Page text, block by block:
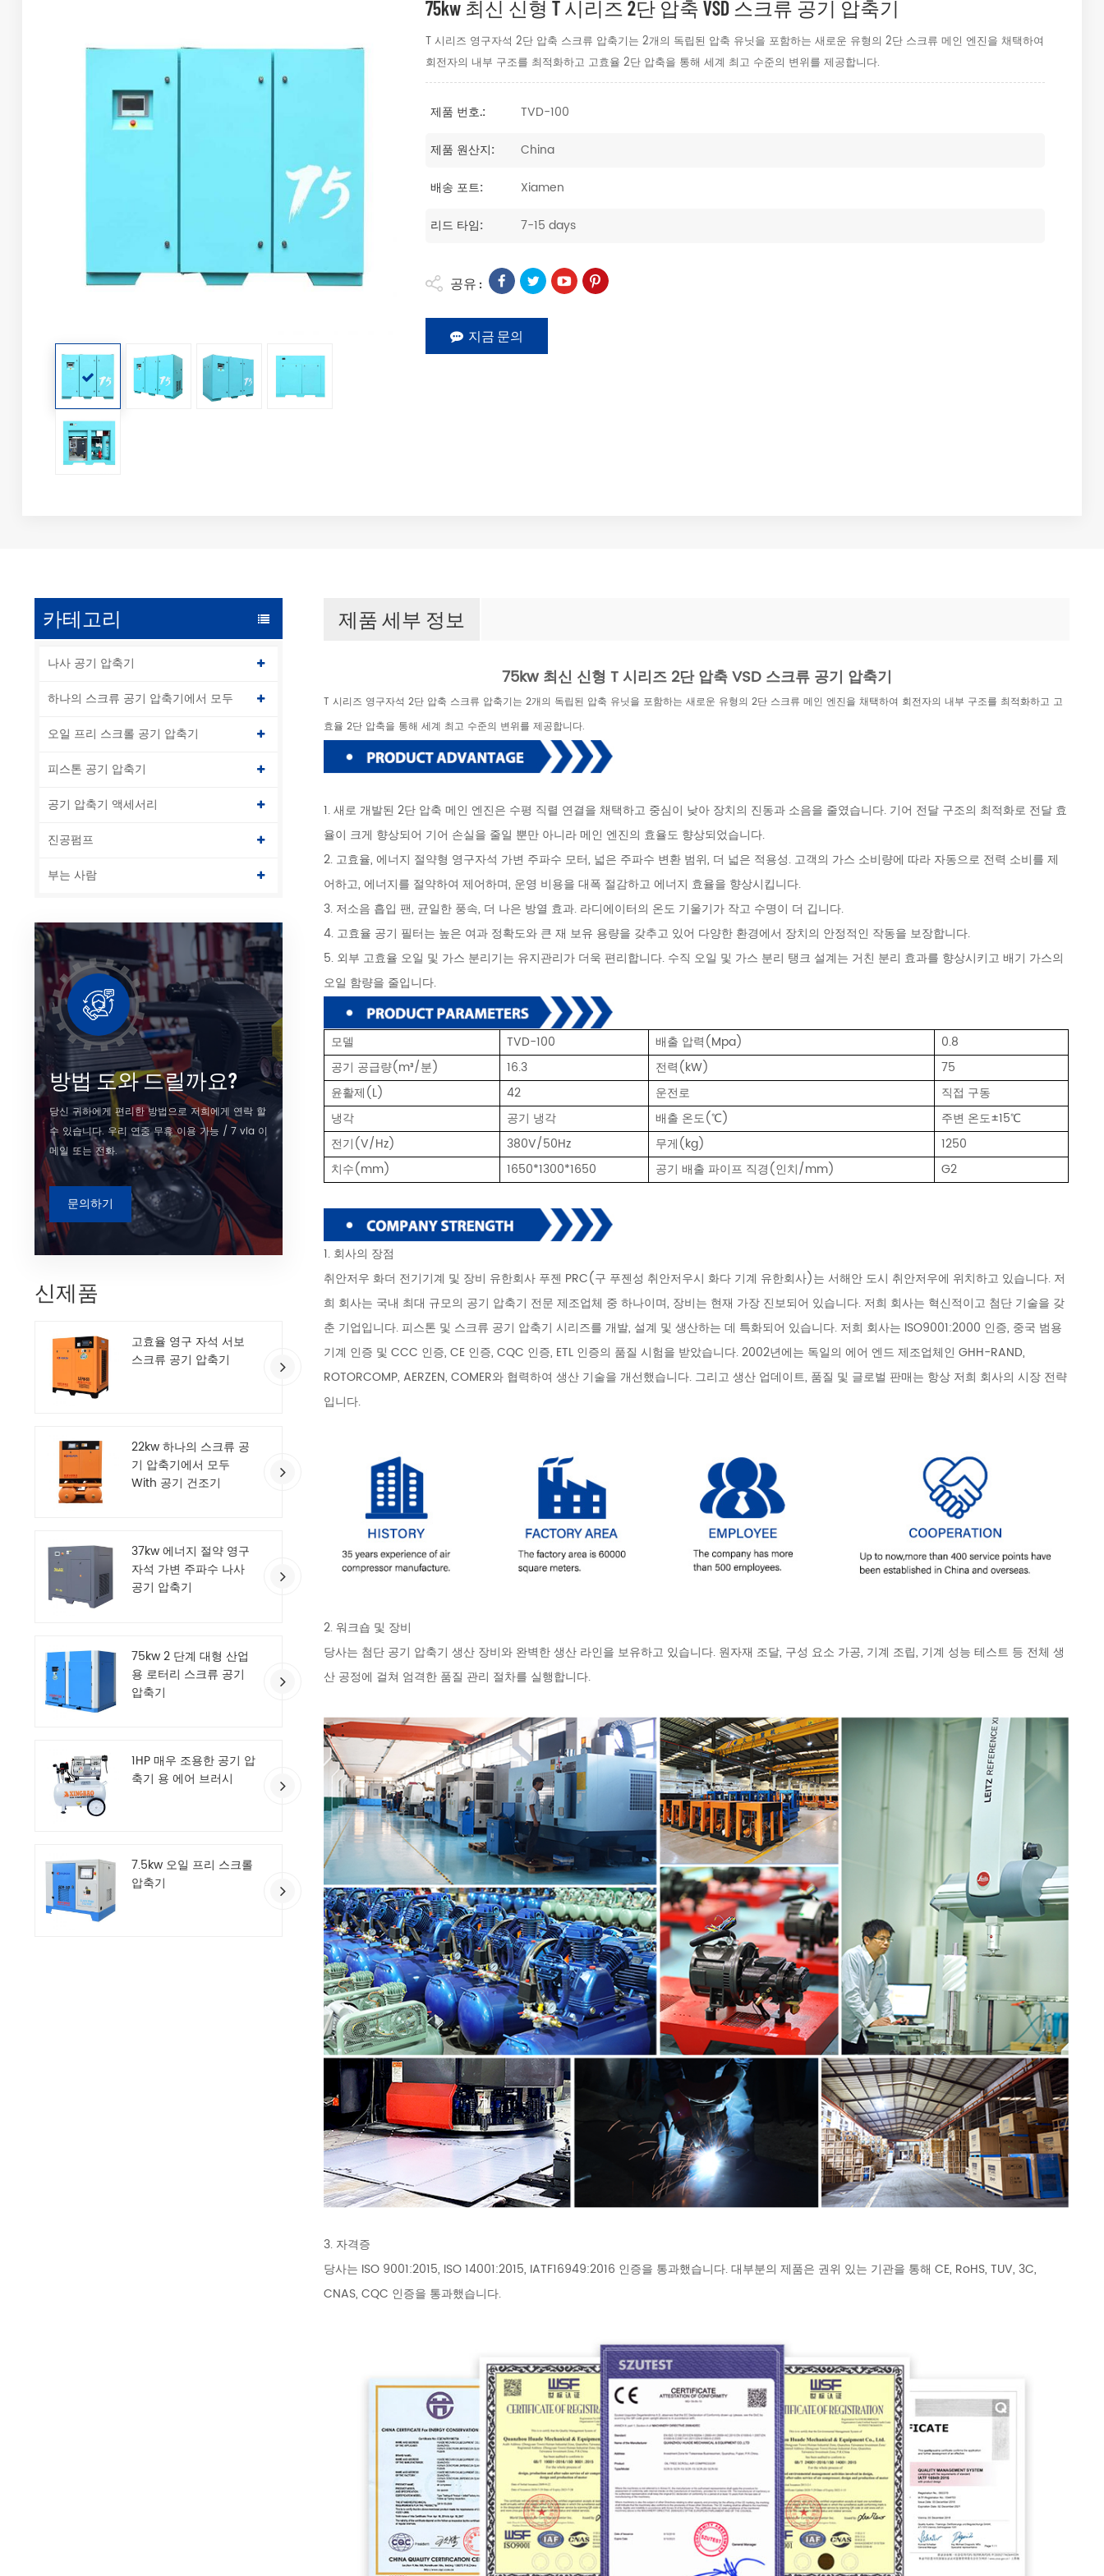
75kw 최신 신형 T 시리즈 2단 압축 VSD 스크류 공기 압축기
T 시리즈 영구자석 2단 압축 스크류 압축기는 2개의 독립된 압축 유닛을 포함하는 새로운 유형의 2단 스크류 메인 엔진을 채택하여
회전자의 내부 구조를 최적화하고 고효율 2단 압축을 통해 세계 최고 수준의 변위를 제공합니다.
제품 번호.: TVD-100
제품 원산지: China
배송 포트: Xiamen
리드 타임: 7-15 days
공유 :
지금 문의
카테고리
나사 공기 압축기
하나의 스크류 공기 압축기에서 모두
오일 프리 스크롤 공기 압축기
피스톤 공기 압축기
공기 압축기 액세서리
진공펌프
부는 사람
방법 도와 드릴까요?
당신 귀하에게 편리한 방법으로 저희에게 연락 할
수 있습니다. 우리 연중 무휴 이용 가능 / 7 via 이
메일 또는 전화.
문의하기
신제품
고효율 영구 자석 서보
스크류 공기 압축기
22kw 하나의 스크류 공
기 압축기에서 모두
With 공기 건조기
37kw 에너지 절약 영구
자석 가변 주파수 나사
공기 압축기
75kw 2 단계 대형 산업
용 로터리 스크류 공기
압축기
1HP 매우 조용한 공기 압
축기 용 에어 브러시
7.5kw 오일 프리 스크롤
압축기
제품 세부 정보
75kw 최신 신형 T 시리즈 2단 압축 VSD 스크류 공기 압축기
T 시리즈 영구자석 2단 압축 스크류 압축기는 2개의 독립된 압축 유닛을 포함하는 새로운 유형의 2단 스크류 메인 엔진을 채택하여 회전자의 내부 구조를 최적화하고 고
효율 2단 압축을 통해 세계 최고 수준의 변위를 제공합니다.
1. 새로 개발된 2단 압축 메인 엔진은 수평 직렬 연결을 채택하고 중심이 낮아 장치의 진동과 소음을 줄였습니다. 기어 전달 구조의 최적화로 전달 효
율이 크게 향상되어 기어 손실을 줄일 뿐만 아니라 메인 엔진의 효율도 향상되었습니다.
2. 고효율, 에너지 절약형 영구자석 가변 주파수 모터, 넓은 주파수 변환 범위, 더 넓은 적용성. 고객의 가스 소비량에 따라 자동으로 전력 소비를 제
어하고, 에너지를 절약하여 제어하며, 운영 비용을 대폭 절감하고 에너지 효율을 향상시킵니다.
3. 저소음 흡입 팬, 균일한 풍속, 더 나은 방열 효과. 라디에이터의 온도 기울기가 작고 수명이 더 깁니다.
4. 고효율 공기 필터는 높은 여과 정확도와 큰 재 보유 용량을 갖추고 있어 다양한 환경에서 장치의 안정적인 작동을 보장합니다.
5. 외부 고효율 오일 및 가스 분리기는 유지관리가 더욱 편리합니다. 수직 오일 및 가스 분리 탱크 설계는 거친 분리 효과를 향상시키고 배기 가스의
오일 함량을 줄입니다.
모델 TVD-100 배출 압력(Mpa)
0.8
공기 공급량(m³/분)
16.3 전력(kW)
75
윤활제(L)
42 운전로
직접 구동
냉각
공기 냉각 배출 온도(℃)
주변 온도±15℃
전기(V/Hz)
380V/50Hz 무게(kg)
1250
치수(mm)
1650*1300*1650 공기 배출 파이프 직경(인치/mm) G2
1. 회사의 장점
취안저우 화더 전기기계 및 장비 유한회사 푸젠 PRC(구 푸젠성 취안저우시 화다 기계 유한회사)는 서해안 도시 취안저우에 위치하고 있습니다. 저
희 회사는 국내 최대 규모의 공기 압축기 전문 제조업체 중 하나이며, 장비는 현재 가장 진보되어 있습니다. 저희 회사는 혁신적이고 첨단 기술을 갖
춘 기업입니다. 피스톤 및 스크류 공기 압축기 시리즈를 개발, 설계 및 생산하는 데 특화되어 있습니다. 저희 회사는 ISO9001:2000 인증, 중국 범용
기계 인증 및 CCC 인증, CE 인증, CQC 인증, ETL 인증의 품질 시험을 받았습니다. 2002년에는 독일의 에어 엔드 제조업체인 GHH-RAND,
ROTORCOMP, AERZEN, COMER와 협력하여 생산 기술을 개선했습니다. 그리고 생산 업데이트, 품질 및 글로벌 판매는 항상 저희 회사의 시장 전략
입니다.
2. 워크숍 및 장비
당사는 첨단 공기 압축기 생산 장비와 완벽한 생산 라인을 보유하고 있습니다. 원자재 조달, 구성 요소 가공, 기계 조립, 기계 성능 테스트 등 전체 생
산 공정에 걸쳐 엄격한 품질 관리 절차를 실행합니다.
3. 자격증
당사는 ISO 9001:2015, ISO 14001:2015, IATF16949:2016 인증을 통과했습니다. 대부분의 제품은 권위 있는 기관을 통해 CE, RoHS, TUV, 3C,
CNAS, CQC 인증을 통과했습니다.